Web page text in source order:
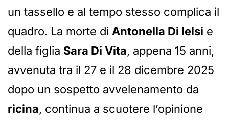
un tassello e al tempo stesso complica il
quadro. La morte di Antonella Di Ielsi e
della figlia Sara Di Vita, appena 15 anni,
avvenuta tra il 27 e il 28 dicembre 2025
dopo un sospetto avvelenamento da
ricina, continua a scuotere l’opinione